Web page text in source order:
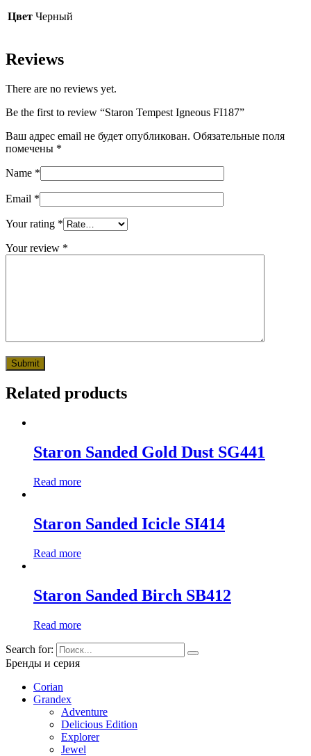
Цвет Черный
Reviews
There are no reviews yet.
Be the first to review “Staron Tempest Igneous FI187”
Ваш адрес email не будет опубликован. Обязательные поля
помечены *
Name *
Email *
Your rating *
Your review *
Related products
Staron Sanded Gold Dust SG441
Read more
Staron Sanded Icicle SI414
Read more
Staron Sanded Birch SB412
Read more
Search for:
Бренды и серия
Corian
Grandex
Adventure
Delicious Edition
Explorer
Jewel